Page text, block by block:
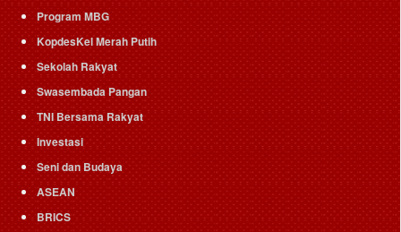
Program MBG
KopdesKel Merah Putih
Sekolah Rakyat
Swasembada Pangan
TNI Bersama Rakyat
Investasi
Seni dan Budaya
ASEAN
BRICS